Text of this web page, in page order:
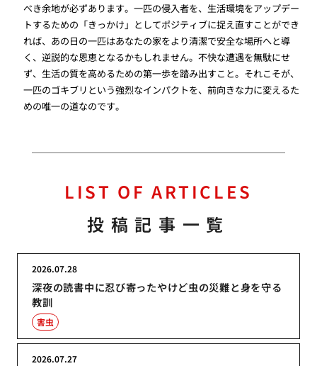
べき余地が必ずあります。一匹の侵入者を、生活環境をアップデー
トするための「きっかけ」としてポジティブに捉え直すことができ
れば、あの日の一匹はあなたの家をより清潔で安全な場所へと導
く、逆説的な恩恵となるかもしれません。不快な遭遇を無駄にせ
ず、生活の質を高めるための第一歩を踏み出すこと。それこそが、
一匹のゴキブリという強烈なインパクトを、前向きな力に変えるた
めの唯一の道なのです。
LIST OF ARTICLES
投稿記事一覧
深夜の読書中に忍び寄ったやけど虫の災難と身を守る
教訓
2026.07.28
害虫
2026.07.27